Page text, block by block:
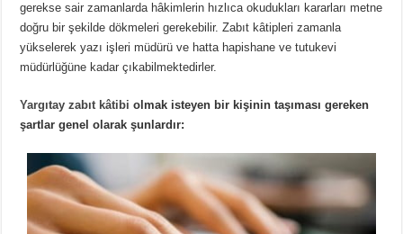
gerekse sair zamanlarda hâkimlerin hızlıca okudukları kararları metne
doğru bir şekilde dökmeleri gerekebilir. Zabıt kâtipleri zamanla
yükselerek yazı işleri müdürü ve hatta hapishane ve tutukevi
müdürlüğüne kadar çıkabilmektedirler.
Yargıtay zabıt kâtibi olmak isteyen bir kişinin taşıması gereken
şartlar genel olarak şunlardır: